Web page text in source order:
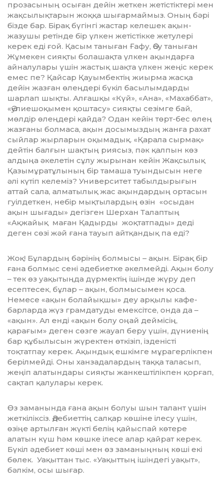
прозасы­ның осыған дейін жеткен жетістік­тері мен
жақсылықтарын жоққа шығар­май­мыз. Оның бәрі
бізде бар. Бірақ бүгінгі жастар келешек ақын-
жазушы ретінде бір үлкен жетістікке жетулері
керек еді ғой. Қасым таныған Ғафу, Әбу таныған
Жұмекен сияқты болашақта үлкен ақындарға
айналулары үшін жастық шақта үлкен жеңіс керек
емес пе? Қайсар Қауымбектің жиырма жасқа
дейін жазған өлеңдері бүкіл басылымдарды
шарлап шықты. Алғашқы «Күй», «Ана», «Махаббат»,
«Әулиешоқымен қош­тасу» сияқты сезімге бай,
мөлдір өлеңдері қайда? Одан кейін төрт-бес өлең
жазғаны болмаса, ақын досымыздың жанға рахат
сыйлар жырларын оқымадық. «Қарала сырмақ»
дейтін балғын шақтың риясыз, пәк қалпын көз
алдыңа әкелетін сұлу жырынан кейін Жақсылық
Қазымұратұлының бір тамаша туындысын неге
әлі күтіп келеміз? Университет табылдырығын
аттай сала, алматылық жас ақындардың ортасын
гуілдеткен, небір мықтылардың өзін «осыдан
ақын шығады» дегізген Шерхан Та­лап­тың
«Ақжайық маған Қадырды жоқтат­пады» деді
деген сөзі жәй ғана тауып айтқандық па еді?
Жоқ! Бұлардың бәрінің болмысы – ақ­ын. Бірақ бір
ғана болмыс сені әдебиетке әкелмейді. Ақын болу
– тек өз уақытыңда дүрмектің ішінде жүру деп
есептесек, бұлар – ақын, болмысымен қоса.
Немесе «ақын болайықшы» деу арқылы кафе-
барларда жүз грамдатуды емексітсе, онда да –
«ақын». Ал енді «ақын болу оңай деймісің,
қарағым» деген сөзге жауап беру үшін, дүниенің
бар құбылысын жүректен өткізіп, ізденісті
тоқтатпау керек. Ақындық ешкімге мұра­гер­лікпен
берілмейді. Оны ханзада­лардың таққа таласып,
жеңіп алатындары сияқты жанкештілікпен қорғап,
сақтап қалулары керек.
Өз заманында ғана ақын болуы шын талант үшін
жеткіліксіз. Әдебиеттің салқар көшіне ілесу үшін,
өзіңе артылған жүкті белің қайыспай көтере
алатын күш һәм көшке ілесе алар қайрат керек.
Бүкіл әдебиет көші мен өз заманыңның көші екі
бөлек. Уақыттан тыс. «Уақыттың ішіндегі уақыт»,
бәлкім, осы шығар.